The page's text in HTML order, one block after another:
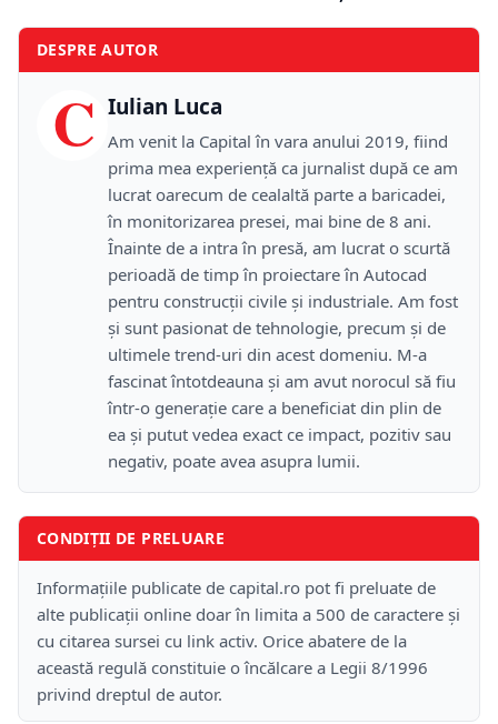
DESPRE AUTOR
C Iulian Luca
Am venit la Capital în vara anului 2019, fiind
prima mea experiență ca jurnalist după ce am
lucrat oarecum de cealaltă parte a baricadei,
în monitorizarea presei, mai bine de 8 ani.
Înainte de a intra în presă, am lucrat o scurtă
perioadă de timp în proiectare în Autocad
pentru construcții civile și industriale. Am fost
și sunt pasionat de tehnologie, precum și de
ultimele trend-uri din acest domeniu. M-a
fascinat întotdeauna și am avut norocul să fiu
într-o generație care a beneficiat din plin de
ea și putut vedea exact ce impact, pozitiv sau
negativ, poate avea asupra lumii.
CONDIȚII DE PRELUARE
Informațiile publicate de capital.ro pot fi preluate de
alte publicații online doar în limita a 500 de caractere și
cu citarea sursei cu link activ. Orice abatere de la
această regulă constituie o încălcare a Legii 8/1996
privind dreptul de autor.